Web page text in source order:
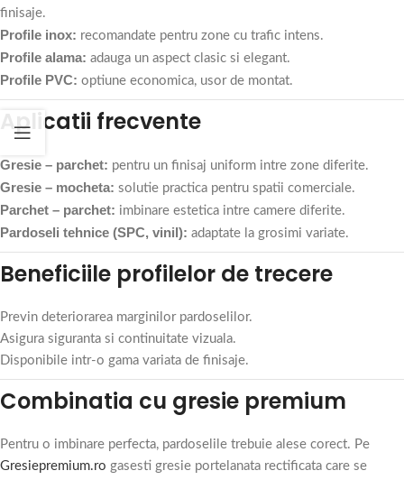
finisaje.
Profile inox: recomandate pentru zone cu trafic intens.
Profile alama: adauga un aspect clasic si elegant.
Profile PVC: optiune economica, usor de montat.
Aplicatii frecvente
Gresie – parchet: pentru un finisaj uniform intre zone diferite.
Gresie – mocheta: solutie practica pentru spatii comerciale.
Parchet – parchet: imbinare estetica intre camere diferite.
Pardoseli tehnice (SPC, vinil): adaptate la grosimi variate.
Beneficiile profilelor de trecere
Previn deteriorarea marginilor pardoselilor.
Asigura siguranta si continuitate vizuala.
Disponibile intr-o gama variata de finisaje.
Combinatia cu gresie premium
Pentru o imbinare perfecta, pardoselile trebuie alese corect. Pe
Gresiepremium.ro gasesti gresie portelanata rectificata care se